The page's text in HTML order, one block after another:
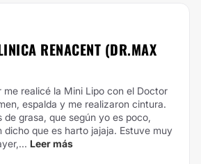
RENACENT (DR.MAX
me realicé la Mini Lipo con el Doctor
espalda y me realizaron cintura.
grasa, que según yo es poco,
dicho que es harto jajaja. Estuve muy
Leer más